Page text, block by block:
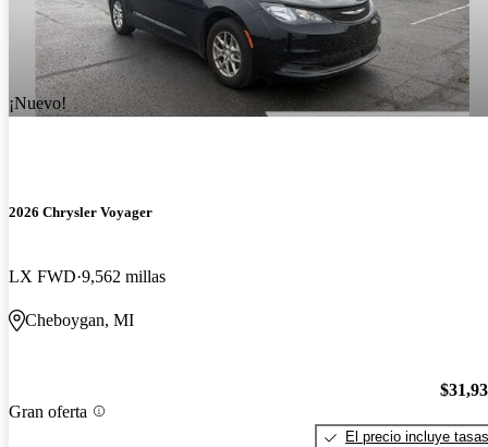
¡Nuevo!
2026 Chrysler Voyager
LX FWD 9,562 millas
Cheboygan, MI
Gran oferta
El precio incluye tasas